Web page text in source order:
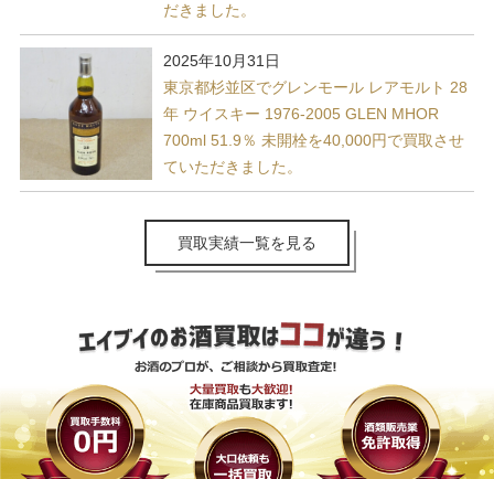
だきました。
2025年10月31日
東京都杉並区でグレンモール レアモルト 28
年 ウイスキー 1976-2005 GLEN MHOR
700ml 51.9％ 未開栓を40,000円で買取させ
ていただきました。
買取実績一覧を見る